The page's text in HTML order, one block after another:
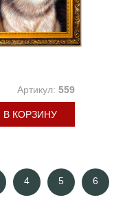
Артикул: 559
В КОРЗИНУ
4 5 6